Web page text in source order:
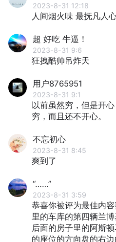
2023-8-31 12:18
人间烟火味 最抚凡人
超 好吃 牛逼！
2023-8-31 9:6
狂拽酷帅吊炸天
用户8765951
2023-8-31 9:1
以前虽然穷，但是开
穷，而且还不开心。
不忘初心
2023-8-31 8:45
爽到了
“……”
2023-8-31 3:59
恭喜你被评为最佳内
里的车库的第四辆兰
后面的房子里的阿斯
的座位的方向盘的右